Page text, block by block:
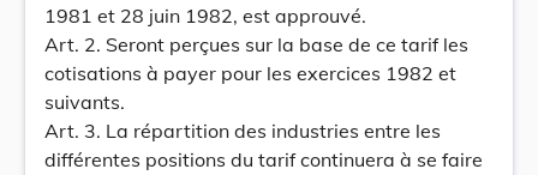
1981 et 28 juin 1982, est approuvé.
Art. 2. Seront perçues sur la base de ce tarif les
cotisations à payer pour les exercices 1982 et
suivants.
Art. 3. La répartition des industries entre les
différentes positions du tarif continuera à se faire